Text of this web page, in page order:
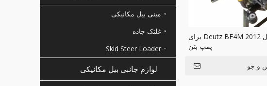
مینی بیل مکانیکی
غلتک جاده
Skid Steer Loader
لوازم جانبی بیل مکانیکی
موتور جدید دیزل Deutz BF4M 2012 برای
پمپ بتن
و جو